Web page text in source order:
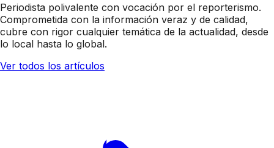
Periodista polivalente con vocación por el reporterismo.
Comprometida con la información veraz y de calidad,
cubre con rigor cualquier temática de la actualidad, desde
lo local hasta lo global.
Ver todos los artículos